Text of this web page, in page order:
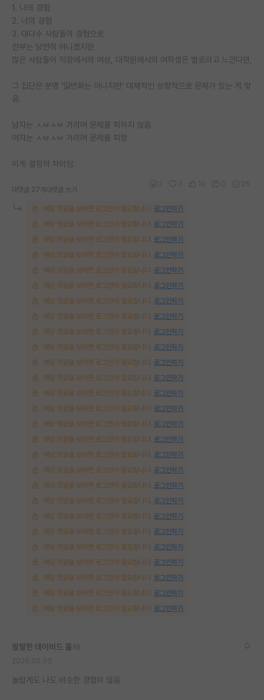
1. 나의 경험
2. 너의 경험
3. 대다수 사람들의 경험으로
전부는 당연히 아니곘지만
많은 사람들이 직장에서의 여성, 대학원에서의 여학생은 별로라고 느낀다면,
그 집단은 분명 '일반화는 아니지만' 대체적인 성향적으로 문제가 있는 게 맞
음.
남자는 ㅅㅂㅅㅂ 거리며 문제를 피하지 않음
여자는 ㅅㅂㅅㅂ 거리며 문제를 피함
이게 결정적 차이임.
대댓글 27개 대댓글 쓰기
해당 댓글을 보려면 로그인이 필요합니다. 로그인하기
해당 댓글을 보려면 로그인이 필요합니다. 로그인하기
해당 댓글을 보려면 로그인이 필요합니다. 로그인하기
해당 댓글을 보려면 로그인이 필요합니다. 로그인하기
해당 댓글을 보려면 로그인이 필요합니다. 로그인하기
해당 댓글을 보려면 로그인이 필요합니다. 로그인하기
해당 댓글을 보려면 로그인이 필요합니다. 로그인하기
해당 댓글을 보려면 로그인이 필요합니다. 로그인하기
해당 댓글을 보려면 로그인이 필요합니다. 로그인하기
해당 댓글을 보려면 로그인이 필요합니다. 로그인하기
해당 댓글을 보려면 로그인이 필요합니다. 로그인하기
해당 댓글을 보려면 로그인이 필요합니다. 로그인하기
해당 댓글을 보려면 로그인이 필요합니다. 로그인하기
해당 댓글을 보려면 로그인이 필요합니다. 로그인하기
해당 댓글을 보려면 로그인이 필요합니다. 로그인하기
해당 댓글을 보려면 로그인이 필요합니다. 로그인하기
해당 댓글을 보려면 로그인이 필요합니다. 로그인하기
해당 댓글을 보려면 로그인이 필요합니다. 로그인하기
해당 댓글을 보려면 로그인이 필요합니다. 로그인하기
해당 댓글을 보려면 로그인이 필요합니다. 로그인하기
해당 댓글을 보려면 로그인이 필요합니다. 로그인하기
해당 댓글을 보려면 로그인이 필요합니다. 로그인하기
해당 댓글을 보려면 로그인이 필요합니다. 로그인하기
해당 댓글을 보려면 로그인이 필요합니다. 로그인하기
해당 댓글을 보려면 로그인이 필요합니다. 로그인하기
해당 댓글을 보려면 로그인이 필요합니다. 로그인하기
해당 댓글을 보려면 로그인이 필요합니다. 로그인하기
팔팔한 데이비드 흄
놀랍게도 나도 비슷한 경험이 많음